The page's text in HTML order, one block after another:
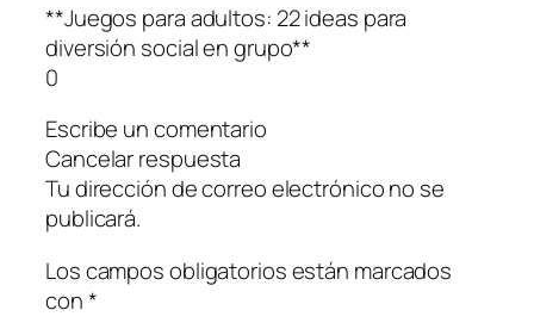
**Juegos para adultos: 22 ideas para
diversión social en grupo**
0
Escribe un comentario
Cancelar respuesta
Tu dirección de correo electrónico no se
publicará.
Los campos obligatorios están marcados
con *